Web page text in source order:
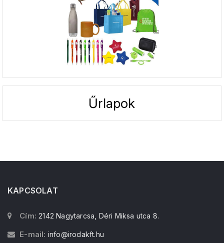
Űrlapok
KAPCSOLAT
Cím: 2142 Nagytarcsa, Déri Miksa utca 8.
E-mail: info@irodakft.hu